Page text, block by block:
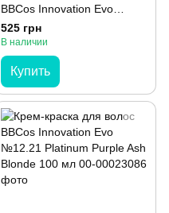
BBCos Innovation Evo
№11.03 Blond Very Light
Natural Golden 100 мл
525 грн
В наличии
Купить